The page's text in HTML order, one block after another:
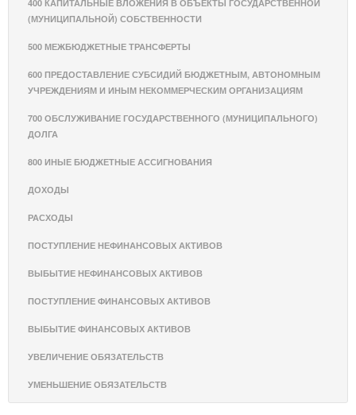
400 КАПИТАЛЬНЫЕ ВЛОЖЕНИЯ В ОБЪЕКТЫ ГОСУДАРСТВЕННОЙ
(МУНИЦИПАЛЬНОЙ) СОБСТВЕННОСТИ
500 МЕЖБЮДЖЕТНЫЕ ТРАНСФЕРТЫ
600 ПРЕДОСТАВЛЕНИЕ СУБСИДИЙ БЮДЖЕТНЫМ, АВТОНОМНЫМ
УЧРЕЖДЕНИЯМ И ИНЫМ НЕКОММЕРЧЕСКИМ ОРГАНИЗАЦИЯМ
700 ОБСЛУЖИВАНИЕ ГОСУДАРСТВЕННОГО (МУНИЦИПАЛЬНОГО)
ДОЛГА
800 ИНЫЕ БЮДЖЕТНЫЕ АССИГНОВАНИЯ
ДОХОДЫ
РАСХОДЫ
ПОСТУПЛЕНИЕ НЕФИНАНСОВЫХ АКТИВОВ
ВЫБЫТИЕ НЕФИНАНСОВЫХ АКТИВОВ
ПОСТУПЛЕНИЕ ФИНАНСОВЫХ АКТИВОВ
ВЫБЫТИЕ ФИНАНСОВЫХ АКТИВОВ
УВЕЛИЧЕНИЕ ОБЯЗАТЕЛЬСТВ
УМЕНЬШЕНИЕ ОБЯЗАТЕЛЬСТВ